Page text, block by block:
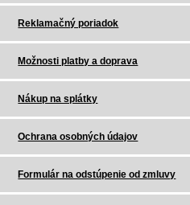
Reklamačný poriadok
Možnosti platby a doprava
Nákup na splátky
Ochrana osobných údajov
Formulár na odstúpenie od zmluvy